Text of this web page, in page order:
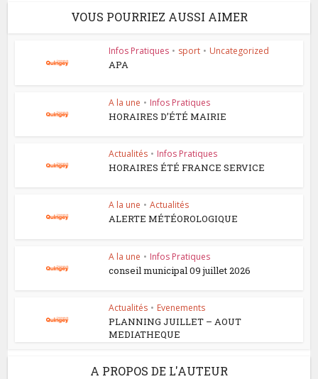
VOUS POURRIEZ AUSSI AIMER
Infos Pratiques • sport • Uncategorized
APA
A la une • Infos Pratiques
HORAIRES D’ÉTÉ MAIRIE
Actualités • Infos Pratiques
HORAIRES ÉTÉ FRANCE SERVICE
A la une • Actualités
ALERTE MÉTÉOROLOGIQUE
A la une • Infos Pratiques
conseil municipal 09 juillet 2026
Actualités • Evenements
PLANNING JUILLET – AOUT
MEDIATHEQUE
A PROPOS DE L'AUTEUR